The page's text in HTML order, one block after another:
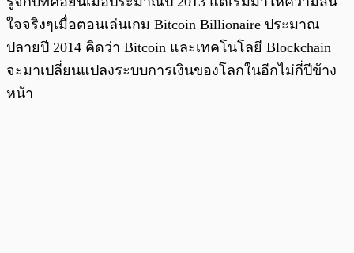
ใจจริงๆเมื่อตอนเล่นเกม Bitcoin Billionaire ประมาณ
ปลายปี 2014 คิดว่า Bitcoin และเทคโนโลยี Blockchain
จะมาเปลี่ยนแปลงระบบการเงินของโลกในอีกไม่กี่ปีข้าง
หน้า